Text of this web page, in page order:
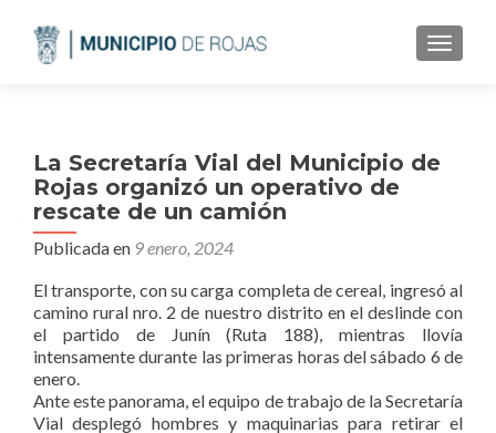
La Secretaría Vial del Municipio de
Rojas organizó un operativo de
rescate de un camión
Publicada en 9 enero, 2024
El transporte, con su carga completa de cereal, ingresó al
camino rural nro. 2 de nuestro distrito en el deslinde con
el partido de Junín (Ruta 188), mientras llovía
intensamente durante las primeras horas del sábado 6 de
enero.
Ante este panorama, el equipo de trabajo de la Secretaría
Vial desplegó hombres y maquinarias para retirar el